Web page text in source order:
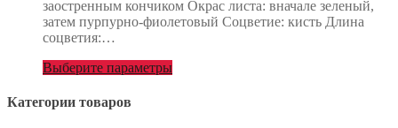
заостренным кончиком Окрас листа: вначале зеленый,
затем пурпурно-фиолетовый Соцветие: кисть Длина
соцветия:…
Выберите параметры
Категории товаров